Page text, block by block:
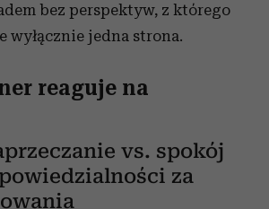
bez perspektyw, z którego
wyłącznie jedna strona.
reaguje na
vs. spokój
za